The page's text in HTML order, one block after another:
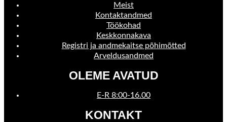
Meist
Kontaktandmed
Töökohad
Keskkonnakava
Registri ja andmekaitse põhimõtted
Arveldusandmed
OLEME AVATUD
E-R 8:00-16.00
KONTAKT